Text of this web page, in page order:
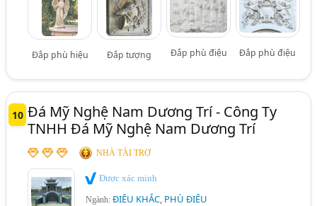
Đắp phù hiệu Đắp tượng Đắp phù điệu Đắp phù điệu
10 Đá Mỹ Nghệ Nam Dương Trí - Công Ty
TNHH Đá Mỹ Nghệ Nam Dương Trí
NHÀ TÀI TRỢ
Được xác minh
Ngành:ĐIÊU KHẮC, PHÙ ĐIÊU